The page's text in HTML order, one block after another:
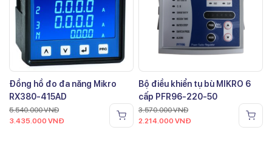
Đồng hồ đo đa năng Mikro
RX380-415AD
5.540.000VNĐ
3.435.000 VNĐ
Bộ điều khiển tụ bù MIKRO 6
cấp PFR96-220-50
3.570.000VNĐ
2.214.000 VNĐ